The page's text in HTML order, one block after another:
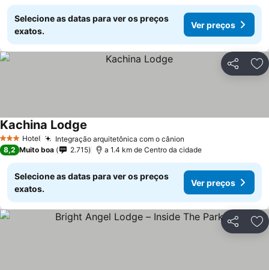
Selecione as datas para ver os preços
exatos.
Ver preços
Partilhar
3 EstrelasHotel Integração arquitetônica com o cânion
Kachina Lodge
8,2 Muito boa 2.715 a 1.4 km de Centro da cidade
Selecione as datas para ver os preços
exatos.
Ver preços
Partilhar